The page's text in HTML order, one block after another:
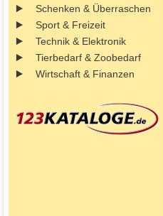
Schenken & Überraschen
Sport & Freizeit
Technik & Elektronik
Tierbedarf & Zoobedarf
Wirtschaft & Finanzen